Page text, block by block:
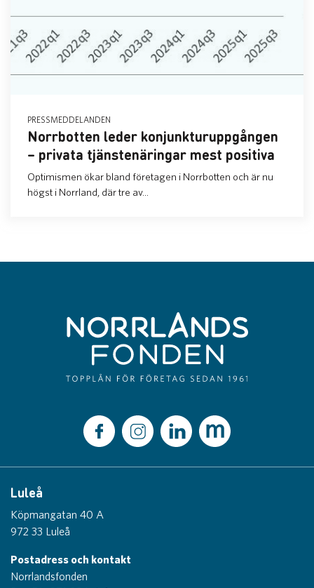
PRESSMEDDELANDEN
Norrbotten leder konjunkturuppgången
– privata tjänstenäringar mest positiva
Optimismen ökar bland företagen i Norrbotten och är nu
högst i Norrland, där tre av...
Luleå
Köpmangatan 40 A
972 33 Luleå
Postadress och kontakt
Norrlandsfonden